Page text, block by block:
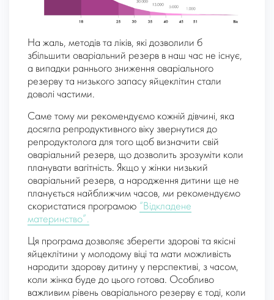
На жаль, методів та ліків, які дозволили б
збільшити оваріальний резерв в наш час не існує,
а випадки раннього зниження оваріального
резерву та низького запасу яйцеклітин стали
доволі частими.
Саме тому ми рекомендуємо кожній дівчині, яка
досягла репродуктивного віку звернутися до
репродуктолога для того щоб визначити свій
оваріальний резерв, що дозволить зрозуміти коли
планувати вагітність. Якщо у жінки низький
оваріальний резерв, а народження дитини ще не
планується найближчим часов, ми рекомендуємо
скористатися програмою “Відкладене
материнство”.
Ця програма дозволяє зберегти здорові та якісні
яйцеклітини у молодому віці та мати можливість
народити здорову дитину у перспективі, з часом,
коли жінка буде до цього готова. Особливо
важливим рівень оваріального резерву є тоді, коли